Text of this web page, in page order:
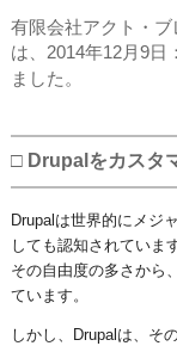
有限会社アクト・
は、2014年12月9日
ました。
□ Drupalをカスタ
Drupalは世界的にメジ
しても認知されています
その自由度の多さから、
ています。
しかし、Drupalは、そ